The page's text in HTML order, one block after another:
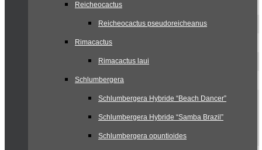
Reicheocactus
Reicheocactus pseudoreicheanus
Rimacactus
Rimacactus laui
Schlumbergera
Schlumbergera Hybride “Beach Dancer”
Schlumbergera Hybride “Samba Brazil”
Schlumbergera opuntioides